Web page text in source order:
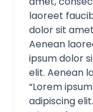
laoreet
dolor sit
Aenean
ipsum dolor
elit. Aenean
“Lorem
adipiscing